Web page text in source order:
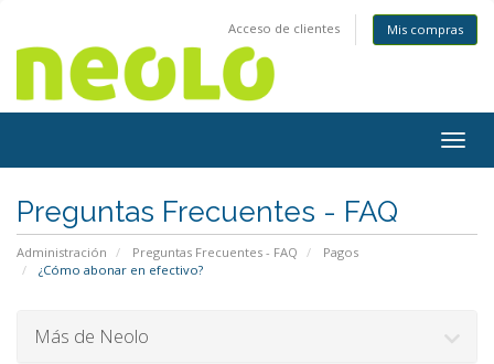
Acceso de clientes Mis compras
Preguntas Frecuentes - FAQ
Administración Preguntas Frecuentes - FAQ
Pagos
¿Cómo abonar en efectivo?
Más de Neolo